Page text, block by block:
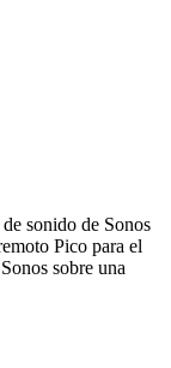
sonido de Sonos
Pico para el
sobre una